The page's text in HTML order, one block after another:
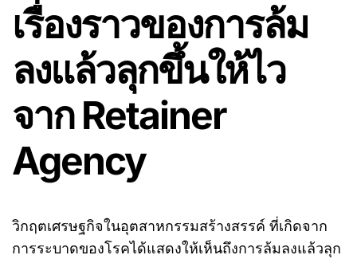
เรื่องราวของการล้ม
ลงแล้วลุกขึ้นให้ไว
จาก Retainer
Agency
วิกฤตเศรษฐกิจในอุตสาหกรรมสร้างสรรค์ ที่เกิดจาก
การระบาดของโรคได้แสดงให้เห็นถึงการล้มลงแล้วลุก